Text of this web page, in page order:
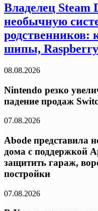
Владелец Steam
необычную
родственников:
шипы, Raspberry
08.08.2026
Nintendo резко
падение продаж
07.08.2026
Abode представила
дома с поддержкой
защитить гараж,
постройки
07.08.2026